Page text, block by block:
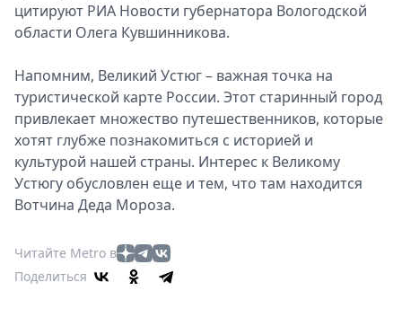
цитируют РИА Новости губернатора Вологодской
области Олега Кувшинникова.
Напомним, Великий Устюг – важная точка на
туристической карте России. Этот старинный город
привлекает множество путешественников, которые
хотят глубже познакомиться с историей и
культурой нашей страны. Интерес к Великому
Устюгу обусловлен еще и тем, что там находится
Вотчина Деда Мороза.
Читайте Metro в
Поделиться